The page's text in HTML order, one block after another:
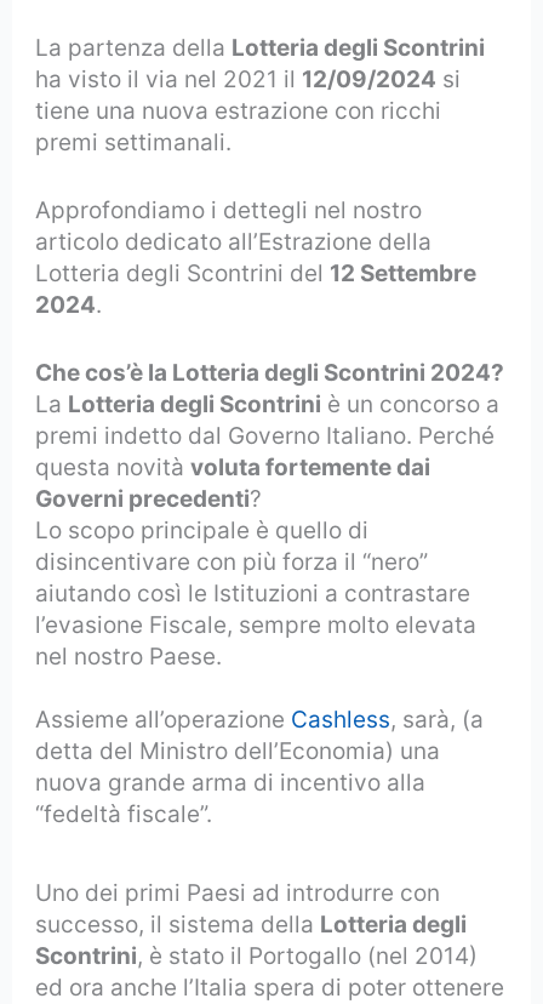
La partenza della Lotteria degli Scontrini
ha visto il via nel 2021 il 12/09/2024 si
tiene una nuova estrazione con ricchi
premi settimanali.
Approfondiamo i dettegli nel nostro
articolo dedicato all’Estrazione della
Lotteria degli Scontrini del 12 Settembre
2024.
Che cos’è la Lotteria degli Scontrini 2024?
La Lotteria degli Scontrini è un concorso a
premi indetto dal Governo Italiano. Perché
questa novitàvoluta fortemente dai
Governi precedenti?
Lo scopo principale è quello di
disincentivare con più forza il “nero”
aiutando così le Istituzioni a contrastare
l’evasione Fiscale, sempre molto elevata
nel nostro Paese.
Assieme all’operazione Cashless, sarà, (a
detta del Ministro dell’Economia) una
nuova grande arma di incentivo alla
“fedeltà fiscale”.
Uno dei primi Paesi ad introdurre con
successo, il sistema della Lotteria degli
Scontrini, è stato il Portogallo (nel 2014)
ed ora anche l’Italia spera di poter ottenere